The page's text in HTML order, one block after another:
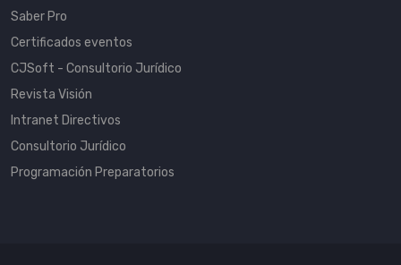
Saber Pro
Certificados eventos
CJSoft - Consultorio Jurídico
Revista Visión
Intranet Directivos
Consultorio Jurídico
Programación Preparatorios